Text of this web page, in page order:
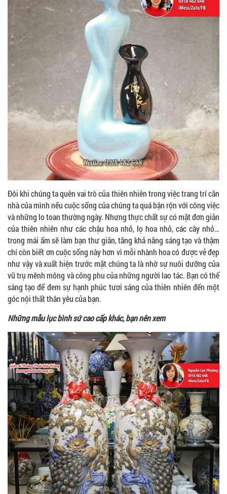
Đôi khi chúng ta quên vai trò của thiên nhiên trong việc trang trí căn
nhà của mình nếu cuộc sống của chúng ta quá bận rộn với công việc
và những lo toan thường ngày. Nhưng thực chất sự có mặt đơn giản
của thiên nhiên như các chậu hoa nhỏ, lọ hoa nhỏ, các cây nhỏ…
trong mái ấm sẽ làm bạn thư giãn, tăng khả năng sáng tạo và thậm
chí còn biết ơn cuộc sống này hơn vì mỗi nhành hoa có được vẻ đẹp
như vậy và xuất hiện trước mặt chúng ta là nhờ sự nuôi dưỡng của
vũ trụ mênh mông và công phu của những người lao tác. Bạn có thể
sáng tạo để đem sự hạnh phúc tươi sáng của thiên nhiên đến một
góc nội thất thân yêu của bạn.
Những mẫu lục bình sứ cao cấp khác, bạn nên xem